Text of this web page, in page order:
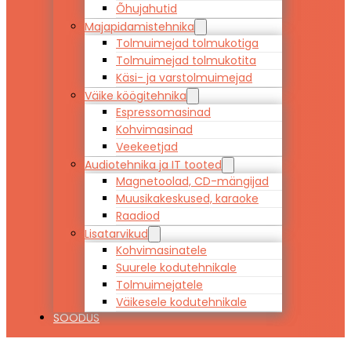
Õhujahutid
Majapidamistehnika
Tolmuimejad tolmukotiga
Tolmuimejad tolmukotita
Käsi- ja varstolmuimejad
Väike köögitehnika
Espressomasinad
Kohvimasinad
Veekeetjad
Audiotehnika ja IT tooted
Magnetoolad, CD-mängijad
Muusikakeskused, karaoke
Raadiod
Lisatarvikud
Kohvimasinatele
Suurele kodutehnikale
Tolmuimejatele
Väikesele kodutehnikale
SOODUS